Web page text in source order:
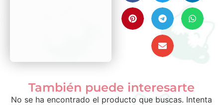
También puede interesarte
No se ha encontrado el producto que buscas. Intenta